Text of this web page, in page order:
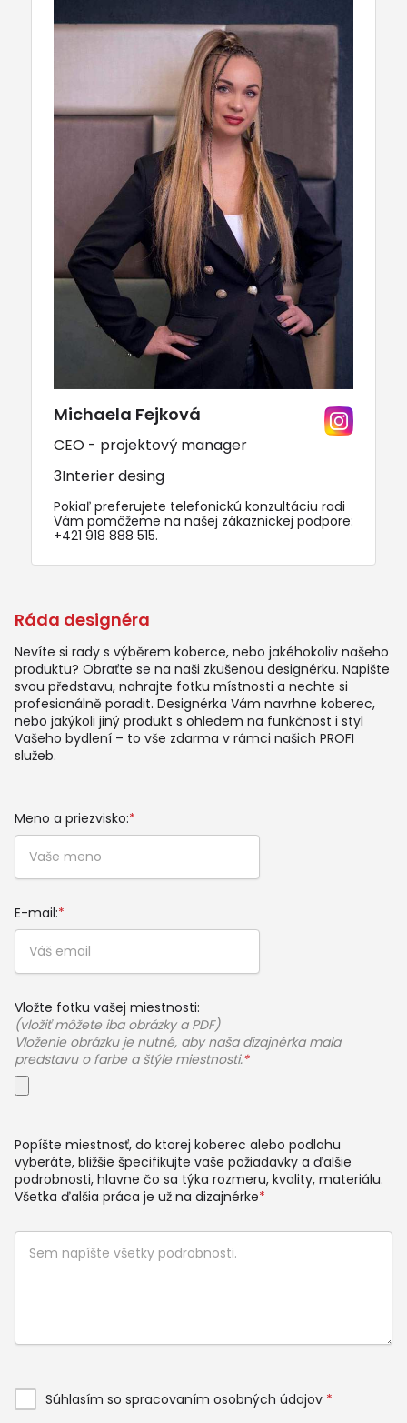
Ráda designéra
Nevíte si rady s výběrem koberce, nebo jakéhokoliv našeho
produktu? Obraťte se na naši zkušenou designérku. Napište
svou představu, nahrajte fotku místnosti a nechte si
profesionálně poradit. Designérka Vám navrhne koberec,
nebo jakýkoli jiný produkt s ohledem na funkčnost i styl
Vašeho bydlení – to vše zdarma v rámci našich PROFI
služeb.
Meno a priezvisko:*
E-mail:*
Vložte fotku vašej miestnosti:
(vložiť môžete iba obrázky a PDF)
Vloženie obrázku je nutné, aby naša dizajnérka mala
predstavu o farbe a štýle miestnosti.*
Popíšte miestnosť, do ktorej koberec alebo podlahu
vyberáte, bližšie špecifikujte vaše požiadavky a ďalšie
podrobnosti, hlavne čo sa týka rozmeru, kvality, materiálu.
Všetka ďalšia práca je už na dizajnérke*
Súhlasím so spracovaním osobných údajov *
Michaela Fejková
CEO - projektový manager
3Interier desing
Pokiaľ preferujete telefonickú konzultáciu radi
Vám pomôžeme na našej zákaznickej podpore:
+421 918 888 515.